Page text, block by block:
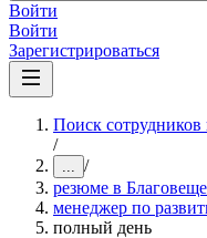
Войти
Войти
Зарегистрироваться
Поиск сотрудников
/
... /
резюме в
менеджер по
полный день